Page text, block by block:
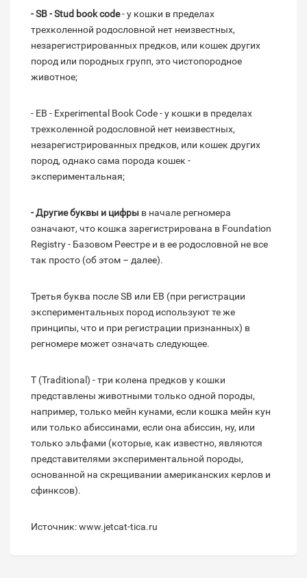
- SB - Stud book code- у кошки в пределах
трехколенной родословной нет неизвестных,
незарегистрированных предков, или кошек других
пород или породных групп, это чистопородное
животное;
- ЕВ - Experimental Book Code - у кошки в пределах
трехколенной родословной нет неизвестных,
незарегистрированных предков, или кошек других
пород, однако сама порода кошек -
экспериментальная;
- Другие буквы и цифры в начале регномера
означают, что кошка зарегистрирована в Foundation
Registry - Базовом Реестре и в ее родословной не все
так просто (об этом – далее).
Третья буква после SB или EB (при регистрации
экспериментальных пород используют те же
принципы, что и при регистрации признанных) в
регномере может означать следующее.
T (Traditional) - три колена предков у кошки
представлены животными только одной породы,
например, только мейн кунами, если кошка мейн кун
или только абиссинами, если она абиссин, ну, или
только эльфами (которые, как известно, являются
представителями экспериментальной породы,
основанной на скрещивании американских керлов и
сфинксов).
Источник: www.jetcat-tica.ru